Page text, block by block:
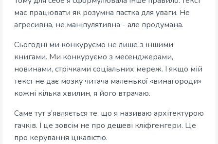
має працювати як розумна пастка для уваги. Не
агресивна, не маніпулятивна - але продумана.
Сьогодні ми конкуруємо не лише з іншими
книгами. Ми конкуруємо з месенджерами,
новинами, стрічками соціальних мереж. І якщо мій
текст не дає мозку читача маленької «винагороди»
кожні кілька хвилин, я його втрачаю.
Саме тут з’являється те, що я називаю архітектурою
гачків. І це зовсім не про дешеві кліфгенгери. Це
про керування цікавістю.